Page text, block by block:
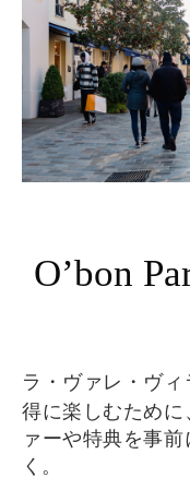
O’bon Parisからのアドバ
ラ・ヴァレ・ヴィラージュでのお買い物をよりお
得に楽しむために
ァーや特典を事
く。